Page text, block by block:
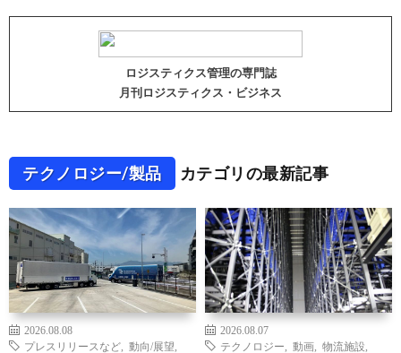
ロジスティクス管理の専門誌
月刊ロジスティクス・ビジネス
テクノロジー/製品 カテゴリの最新記事
2026.08.08
プレスリリースなど
動向/展望
2026.08.07
テクノロジー
動画 物流施設